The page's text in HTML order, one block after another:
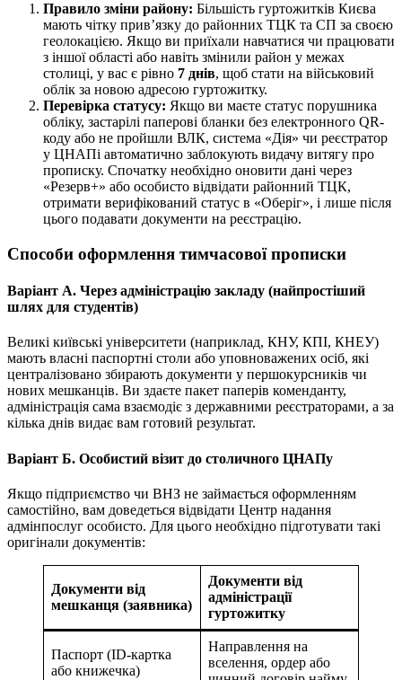
Правило зміни району: Більшість гуртожитків Києва
мають чітку прив’язку до районних ТЦК та СП за своєю
геолокацією. Якщо ви приїхали навчатися чи працювати
з іншої області або навіть змінили район у межах
столиці, у вас є рівно 7 днів, щоб стати на військовий
облік за новою адресою гуртожитку.
Перевірка статусу: Якщо ви маєте статус порушника
обліку, застарілі паперові бланки без електронного QR-
коду або не пройшли ВЛК, система «Дія» чи реєстратор
у ЦНАПі автоматично заблокують видачу витягу про
прописку. Спочатку необхідно оновити дані через
«Резерв+» або особисто відвідати районний ТЦК,
отримати верифікований статус в «Оберіг», і лише після
цього подавати документи на реєстрацію.
Способи оформлення тимчасової прописки
Варіант А. Через адміністрацію закладу (найпростіший
шлях для студентів)
Великі київські університети (наприклад, КНУ, КПІ, КНЕУ)
мають власні паспортні столи або уповноважених осіб, які
централізовано збирають документи у першокурсників чи
нових мешканців. Ви здаєте пакет паперів коменданту,
адміністрація сама взаємодіє з державними реєстраторами, а за
кілька днів видає вам готовий результат.
Варіант Б. Особистий візит до столичного ЦНАПу
Якщо підприємство чи ВНЗ не займається оформленням
самостійно, вам доведеться відвідати Центр надання
адмінпослуг особисто. Для цього необхідно підготувати такі
оригінали документів:
Документи від
мешканця (заявника)
Документи від
адміністрації
гуртожитку
Паспорт (ID-картка
або книжечка)
Направлення на
вселення, ордер або